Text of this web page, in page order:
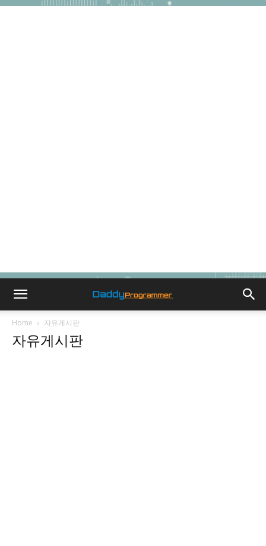
Home 자유게시판
자유게시판